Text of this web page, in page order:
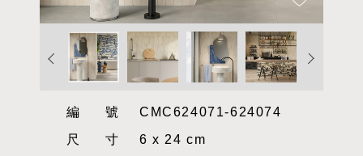
編號CMC624071-624074
尺寸6 x 24 cm